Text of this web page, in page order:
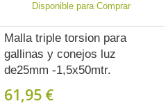
Disponible para Comprar
Malla triple torsion para
gallinas y conejos luz
de25mm -1,5x50mtr.
61,95 €